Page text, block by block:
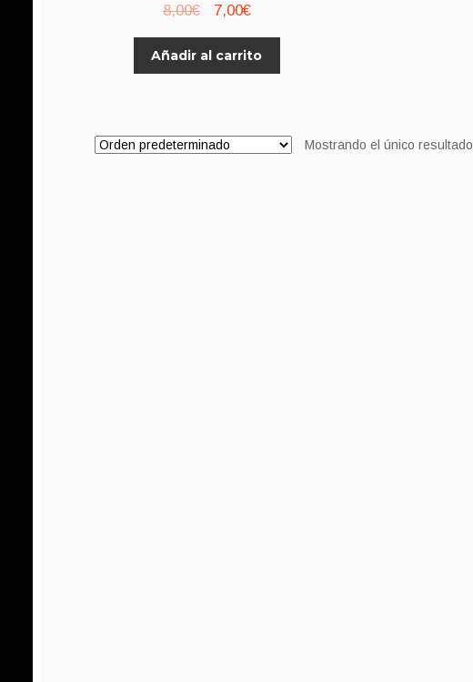
8,00€
El
precio
original
7,00€El
precio
actual
Añadir al carrito
Mostrando el único resultado